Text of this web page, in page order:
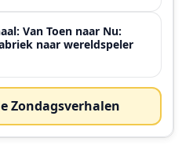
Van Toen naar Nu:
naar wereldspeler
Zondagsverhalen